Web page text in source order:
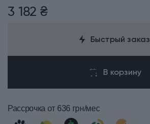
3 182 ₴
Быстрый заказ
В корзину
Рассрочка от 636 грн/мес